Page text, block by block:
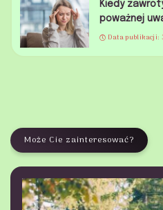
Kiedy
poważnej
Data publikacji:
Może Cie zainteresować?